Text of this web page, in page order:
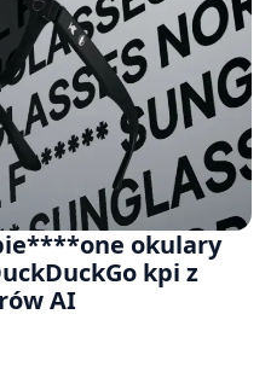
okulary
kpi z
AI